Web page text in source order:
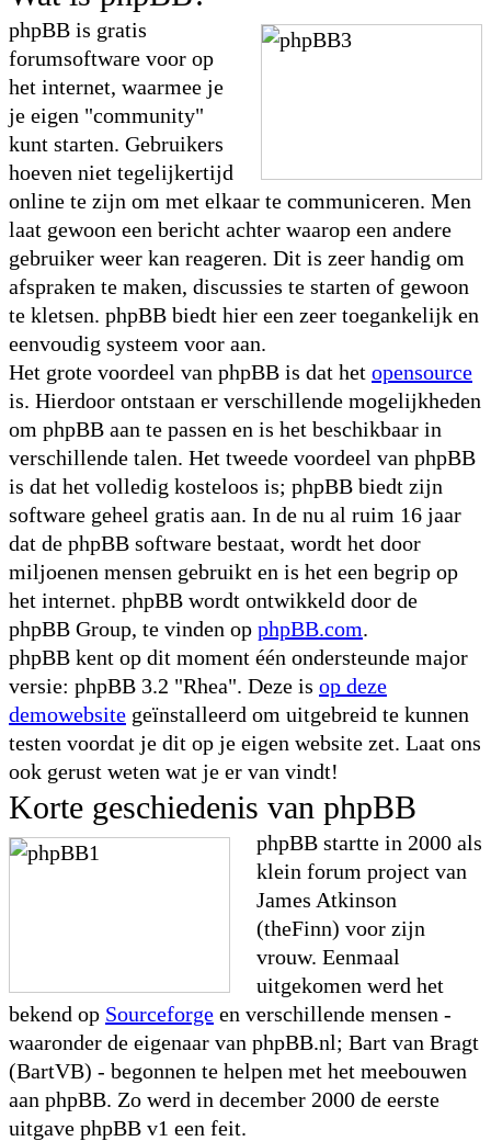
phpBB is gratis
forumsoftware voor op
het internet, waarmee je
je eigen "community"
kunt starten. Gebruikers
hoeven niet tegelijkertijd
online te zijn om met elkaar te communiceren. Men
laat gewoon een bericht achter waarop een andere
gebruiker weer kan reageren. Dit is zeer handig om
afspraken te maken, discussies te starten of gewoon
te kletsen. phpBB biedt hier een zeer toegankelijk en
eenvoudig systeem voor aan.
Het grote voordeel van phpBB is dat het opensource
is. Hierdoor ontstaan er verschillende mogelijkheden
om phpBB aan te passen en is het beschikbaar in
verschillende talen. Het tweede voordeel van phpBB
is dat het volledig kosteloos is; phpBB biedt zijn
software geheel gratis aan. In de nu al ruim 16 jaar
dat de phpBB software bestaat, wordt het door
miljoenen mensen gebruikt en is het een begrip op
het internet. phpBB wordt ontwikkeld door de
phpBB Group, te vinden op phpBB.com.
phpBB kent op dit moment één ondersteunde major
versie: phpBB 3.2 "Rhea". Deze is op deze
demowebsite geïnstalleerd om uitgebreid te kunnen
testen voordat je dit op je eigen website zet. Laat ons
ook gerust weten wat je er van vindt!
Korte geschiedenis van phpBB
phpBB startte in 2000 als
klein forum project van
James Atkinson
(theFinn) voor zijn
vrouw. Eenmaal
uitgekomen werd het
bekend op Sourceforge en verschillende mensen -
waaronder de eigenaar van phpBB.nl; Bart van Bragt
(BartVB) - begonnen te helpen met het meebouwen
aan phpBB. Zo werd in december 2000 de eerste
uitgave phpBB v1 een feit.